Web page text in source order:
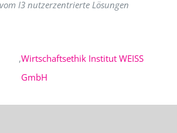
I3 nutzerzentrierte Lösungen
,Wirtschaftsethik Institut WEISS
GmbH